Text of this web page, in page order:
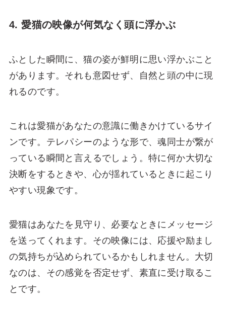
4. 愛猫の映像が何気なく頭に浮かぶ
ふとした瞬間に、猫の姿が鮮明に思い浮かぶこと
があります。それも意図せず、自然と頭の中に現
れるのです。
これは愛猫があなたの意識に働きかけているサイ
ンです。テレパシーのような形で、魂同士が繋が
っている瞬間と言えるでしょう。特に何か大切な
決断をするときや、心が揺れているときに起こり
やすい現象です。
愛猫はあなたを見守り、必要なときにメッセージ
を送ってくれます。その映像には、応援や励まし
の気持ちが込められているかもしれません。大切
なのは、その感覚を否定せず、素直に受け取るこ
とです。